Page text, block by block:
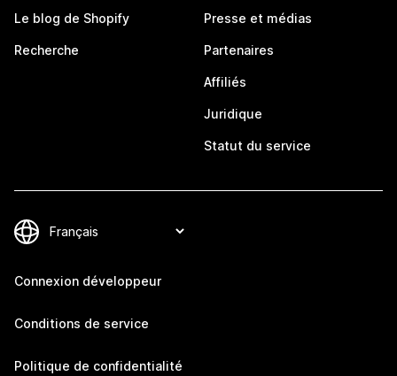
Le blog de Shopify
Recherche
Presse et médias
Partenaires
Affiliés
Juridique
Statut du service
Connexion développeur
Conditions de service
Politique de confidentialité